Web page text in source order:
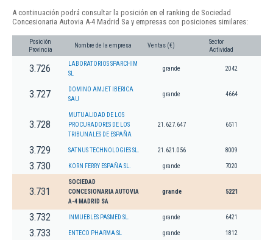
A continuación podrá consultar la posición en el ranking de Sociedad
Concesionaria Autovia A-4 Madrid Sa y empresas con posiciones similares:
Posición
Provincia
Nombre de la empresa Ventas (€)
Sector
Actividad
3.726
LABORATORIOS SPARCHIM
SL
grande 2042
3.727
DOMINO AMJET IBERICA
SAU
grande 4664
3.728
MUTUALIDAD DE LOS
PROCURADORES DE LOS
TRIBUNALES DE ESPAÑA
21.627.647 6511
3.729 SATNUS TECHNOLOGIES SL. 21.621.056 8009
3.730 KORN FERRY ESPAÑA SL. grande 7020
3.731
SOCIEDAD
CONCESIONARIA AUTOVIA
A-4 MADRID SA
grande 5221
3.732 INMUEBLES PASMED SL. grande 6421
3.733 ENTECO PHARMA SL grande 1812